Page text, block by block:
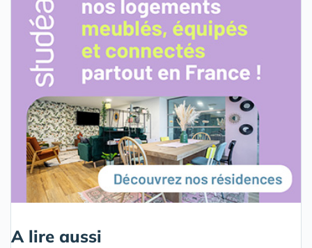
A lire aussi